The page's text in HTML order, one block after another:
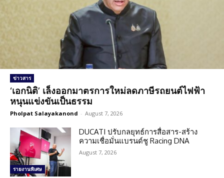
ข่าวสาร
‘เอกนิติ’ เล็งออกมาตรการใหม่ลดภาษีรถยนต์ไฟฟ้า
หนุนแข่งขันเป็นธรรม
Pholpat Salayakanond - August 7, 2026
รายงานพิเศษ
DUCATI ปรับกลยุทธ์การสื่อสาร-สร้าง
ความเชื่อมั่นแบรนด์ชู Racing DNA
August 7, 2026